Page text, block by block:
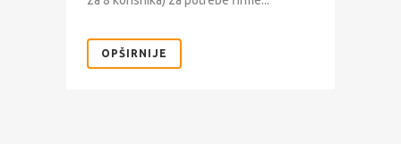
OPŠIRNIJE